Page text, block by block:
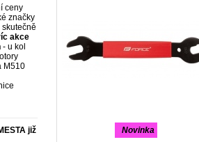
novinka
ceny
značky
skutečně
akce
- u kol
M510
již